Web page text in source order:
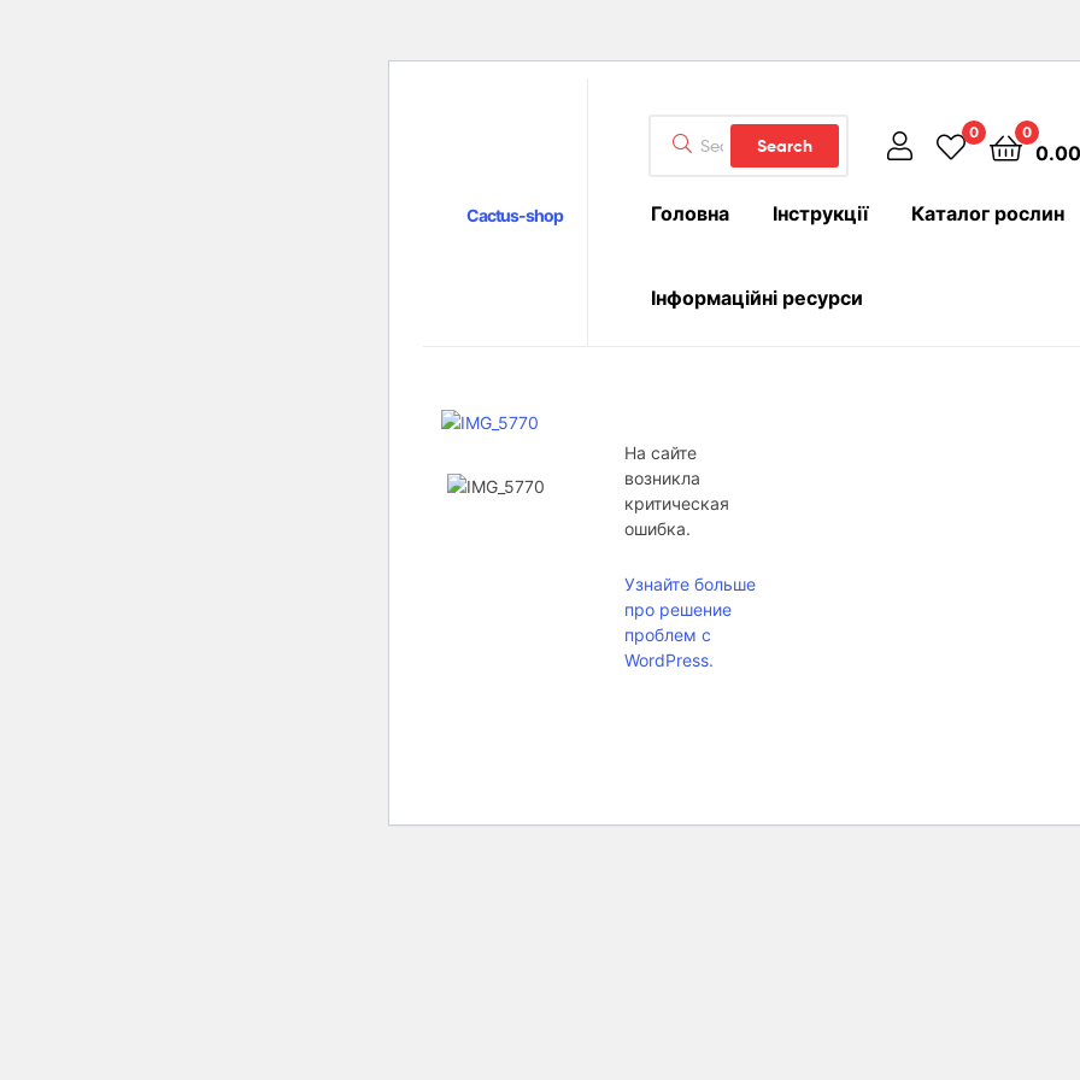
Cactus-shop
for:
Search
0 0
0.00
Головна Інструкції Каталог рослин
Інформаційні ресурси
На сайте
возникла
критическая
ошибка.
Узнайте больше
про решение
проблем с
WordPress.